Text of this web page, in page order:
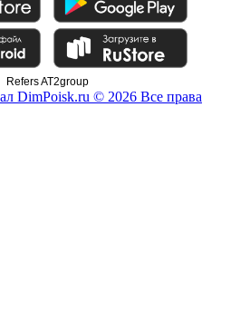
Refers AT2group
DimPoisk.ru © 2026 Все права